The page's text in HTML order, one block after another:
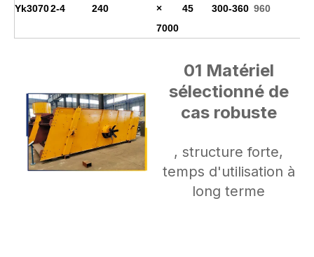
Yk30702-4 240
×
7000
45 300-360 960
01 Matériel
sélectionné de
cas robuste
, structure forte,
temps d'utilisation à
long terme